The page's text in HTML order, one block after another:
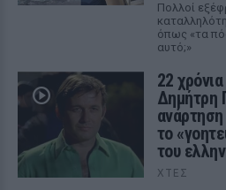
Πολλοί
όπως «τα
αυτό;»
22
Δημήτρη
το
του
ΧΤΕΣ